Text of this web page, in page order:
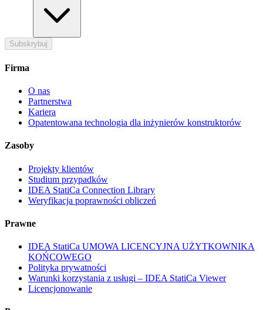
Subskrybuj
Firma
O nas
Partnerstwa
Kariera
Opatentowana technologia dla inżynierów konstruktorów
Zasoby
Projekty klientów
Studium przypadków
IDEA StatiCa Connection Library
Weryfikacja poprawności obliczeń
Prawne
IDEA StatiCa UMOWA LICENCYJNA UŻYTKOWNIKA
KOŃCOWEGO
Polityka prywatności
Warunki korzystania z usługi – IDEA StatiCa Viewer
Licencjonowanie